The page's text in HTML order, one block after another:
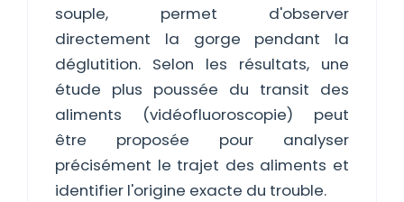
souple, permet d'observer
directement la gorge pendant la
déglutition. Selon les résultats, une
étude plus poussée du transit des
aliments (vidéofluoroscopie) peut
être proposée pour analyser
précisément le trajet des aliments et
identifier l'origine exacte du trouble.